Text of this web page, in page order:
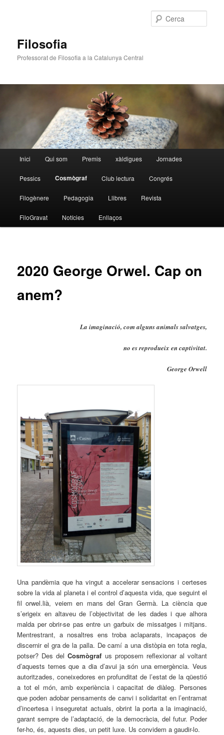
Filosofia
Professorat de Filosofia a la Catalunya Central
principal
Aneu
al
contingut
Inici Qui som Premis xàldigues Jornades
Pessics Cosmògraf Club lectura Congrés
Filogènere Pedagogia Llibres Revista
FiloGravat Notícies Enllaços
2020 George Orwel. Cap on
anem?
La imaginació, com alguns animals salvatges,
no es reprodueix en captivitat.
George Orwell
Una pandèmia que ha vingut a accelerar sensacions i certeses
sobre la vida al planeta i el control d’aquesta vida, que seguint el
fil orwel.lià, veiem en mans del Gran Germà. La ciència que
s’erigeix en altaveu de l’objectivitat de les dades i que alhora
malda per obrir-se pas entre un garbuix de missatges i mitjans.
Mentrestrant, a nosaltres ens troba aclaparats, incapaços de
discernir el gra de la palla. De camí a una distòpia en tota regla,
potser? Des delCosmògraf us proposem reflexionar al voltant
d’aquests temes que a dia d’avui ja són una emergència. Veus
autoritzades, coneixedores en profunditat de l’estat de la qüestió
a tot el món, amb experiència i capacitat de diàleg. Persones
que poden adobar pensaments de canvi i solidaritat en l’entramat
d’incertesa i inseguretat actuals, obrint la porta a la imaginació,
garant sempre de l’adaptació, de la democràcia, del futur. Poder
fer-ho, és, aquests dies, un petit luxe. Us convidem a gaudir-lo.